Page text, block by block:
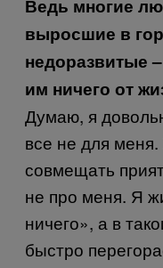
Ведь многие
выросшие в
недоразвитые
им ничего от
Думаю, я
все не для
совмещать
не про меня. Я
ничего», а в
быстро